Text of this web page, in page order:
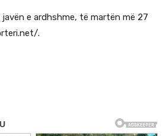
e ardhshme, të martën më 27
.